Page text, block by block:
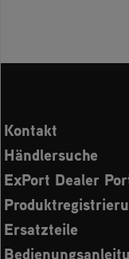
Kontakt
Händlersuche
ExPort Dealer
Ersatzteile